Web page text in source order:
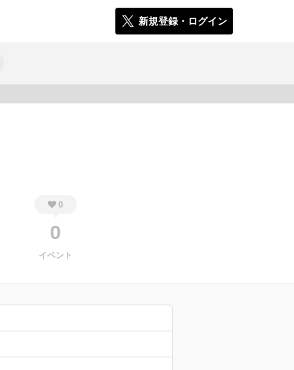
新規登録・ログイン
0
0
イベント